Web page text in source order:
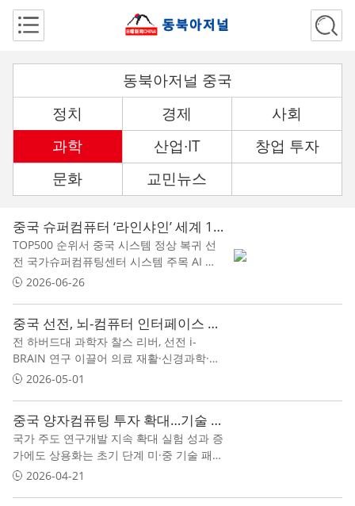
동북아저널 중국
정치
경제
사회
과학
산업∙IT
창업 투자
문화
교민뉴스
중국 슈퍼컴퓨터 ‘라인샤인’ 세계 1위…자체 설계 칩 기반 성과
TOP500 순위서 중국 시스템 정상 복귀 선
전 국가슈퍼컴퓨팅센터 시스템 주목 AI 연
산과 전통 과학계산의 차이도 과제로
2026-06-26
중국 선전, 뇌-컴퓨터 인터페이스 연구 거점 부상…바이오·AI 융합 속도
전 하버드대 과학자 찰스 리버, 선전 i-
BRAIN 연구 이끌어 의료 재활·신경과학·AI
융합 기술로 주목 첨단 연구 인프라와 글로
2026-05-01
중국 양자컴퓨팅 투자 확대…기술 선점 vs 실용화 간극
국가 주도 연구개발 지속 확대 실험 성과 증
가에도 상용화는 초기 단계 미·중 기술 패권
경쟁 핵심 분야 부상
2026-04-21